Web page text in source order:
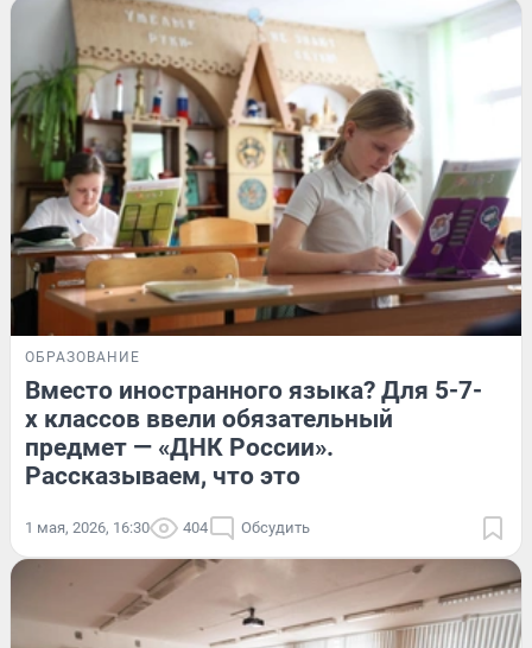
ОБРАЗОВАНИЕ
Вместо иностранного языка? Для 5-7-
х классов ввели обязательный
предмет — «ДНК России».
Рассказываем, что это
1 мая, 2026, 16:30 404 Обсудить